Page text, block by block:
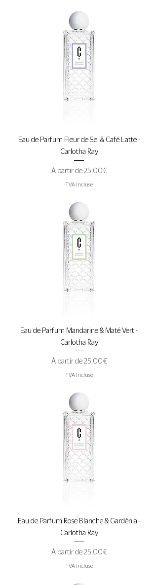
Eau de Parfum Fleur de Sel & Café Latte -
Carlotha Ray
À partir de25,00 €
Prix promotionnel
TVA Incluse
Eau de Parfum Mandarine & Maté Vert -
Carlotha Ray
À partir de25,00 €
Prix promotionnel
TVA Incluse
Eau de Parfum Rose Blanche & Gardénia -
Carlotha Ray
À partir de25,00 €
Prix promotionnel
TVA Incluse